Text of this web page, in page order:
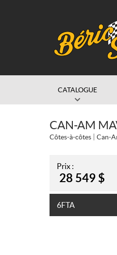
CATALOGUE
CAN-AM
Côtes-à-côtes Can-
Prix :
28 549 $
6FTA